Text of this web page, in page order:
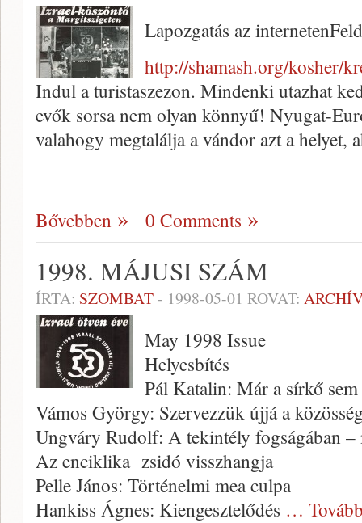
Lapozgatás az
http://shamash.org/kosher/
Indul a turistaszezon. Mindenki utazhat
evők sorsa nem olyan könnyű! Nyugat-
valahogy megtalálja a vándor azt a he­lyet,
Bővebben 0 Comments
1998. MÁJUSI SZÁM
ÍRTA: SZOMBAT- 1998-05-01 ROVAT:
May 1998 Issue
Helyesbítés
Pál Katalin: Már a sírkő sem
Vámos György: Szervezzük újjá a
Ungváry Rudolf: A tekintély fogságában
Az enciklika zsidó visszhangja
Pelle János: Történelmi mea culpa
Hankiss Ágnes: Kiengesztelődés …